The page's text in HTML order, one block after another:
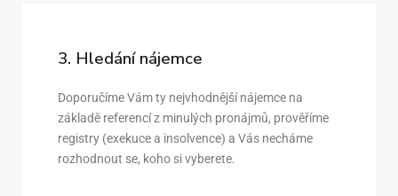
3. Hledání nájemce
Doporučíme Vám ty nejvhodnější nájemce na
základě referencí z minulých pronájmů, prověříme
registry (exekuce a insolvence) a Vás necháme
rozhodnout se, koho si vyberete.